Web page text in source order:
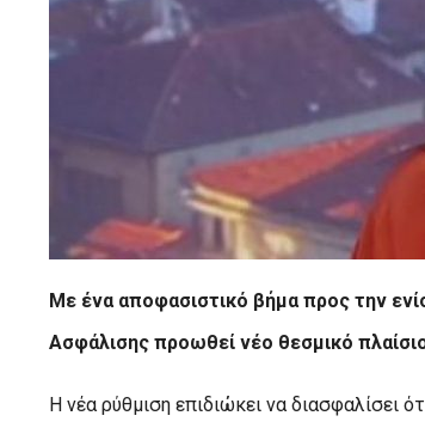
Με ένα αποφασιστικό βήμα προς την
Ασφάλισης προωθεί νέο θεσμικό
Η νέα ρύθμιση επιδιώκει να διασφαλίσει